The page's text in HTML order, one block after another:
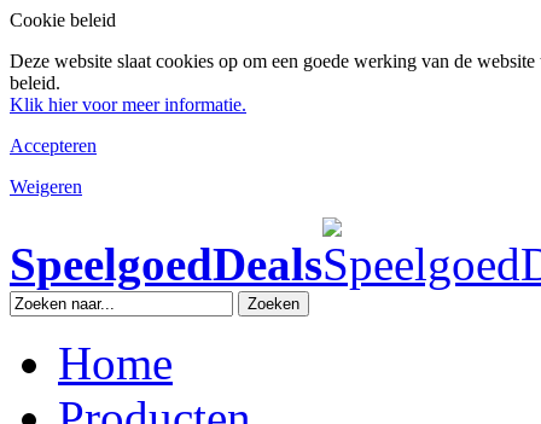
Cookie beleid
Deze website slaat cookies op om een goede werking van de
beleid.
Klik hier voor meer informatie.
Accepteren
Weigeren
SpeelgoedDeals
Zoeken
Home